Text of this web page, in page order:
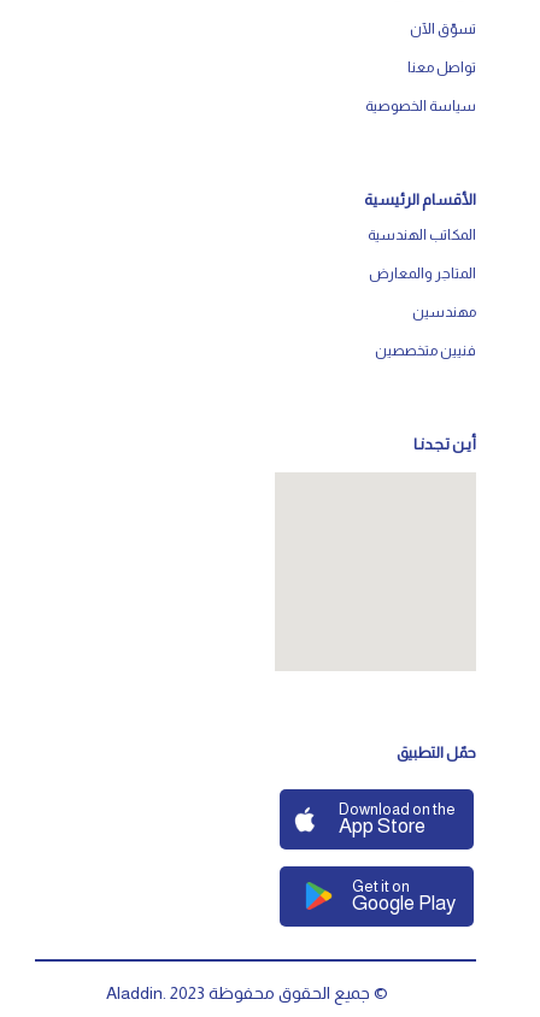
تسوّق الآن
تواصل معنا
سياسة الخصوصية
الأقسام الرئيسية
المكاتب الهندسية
المتاجر والمعارض
مهندسين
فنيين متخصصين
أيـن تـجـدنـا
حمّل التطبيق
Download on the
App Store
Get it on
Google Play
© جميع الحقوق محفوظة Aladdin. 2023